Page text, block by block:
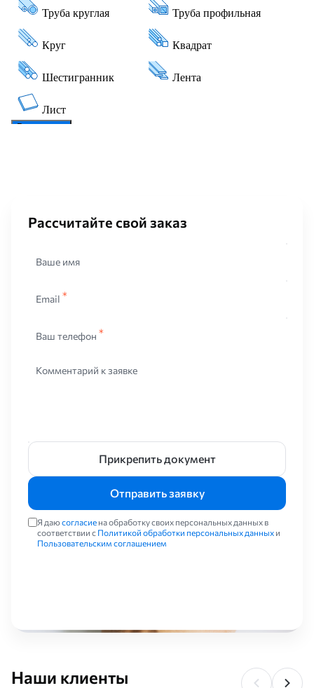
Рассчитайте свой заказ
Ваше имя
Email
Ваш телефон
Комментарий к заявке
Прикрепить документ
Отправить заявку
Я даюсогласие на обработку своих персональных данных в
соответствии с Политикой обработки персональных данных и
Пользовательским соглашением
Наши клиенты